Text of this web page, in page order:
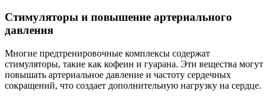
Стимуляторы и повышение артериального
давления
Многие предтренировочные комплексы содержат
стимуляторы, такие как кофеин и гуарана. Эти вещества могут
повышать артериальное давление и частоту сердечных
сокращений, что создает дополнительную нагрузку на сердце.